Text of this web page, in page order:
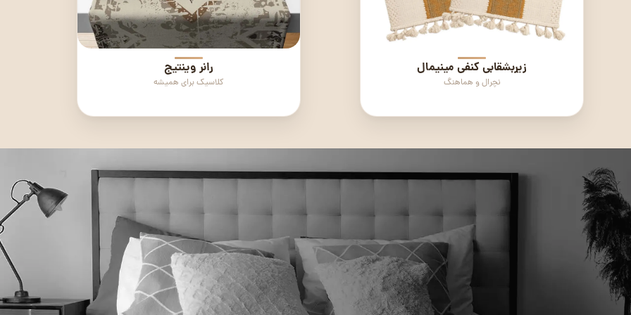
رانر وینتیج
کلاسیک برای همیشه
رانر شاه عباسیزیربشقابی کنفی مینیمال
نچرال و هماهنگ